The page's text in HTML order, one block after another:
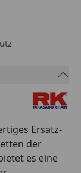
Ersatz-
der
es eine